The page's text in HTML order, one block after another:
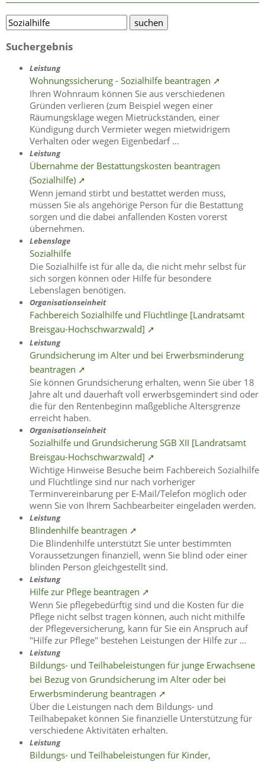
Suchergebnis
Leistung
Wohnungssicherung - Sozialhilfe beantragen ➚
Ihren Wohnraum können Sie aus verschiedenen
Gründen verlieren (zum Beispiel wegen einer
Räumungsklage wegen Mietrückständen, einer
Kündigung durch Vermieter wegen mietwidrigem
Verhalten oder wegen Eigenbedarf …
Leistung
Übernahme der Bestattungskosten beantragen
(Sozialhilfe) ➚
Wenn jemand stirbt und bestattet werden muss,
müssen Sie als angehörige Person für die Bestattung
sorgen und die dabei anfallenden Kosten vorerst
übernehmen.
Lebenslage
Sozialhilfe
Die Sozialhilfe ist für alle da, die nicht mehr selbst für
sich sorgen können oder Hilfe für besondere
Lebenslagen benötigen.
Organisationseinheit
Fachbereich Sozialhilfe und Flüchtlinge [Landratsamt
Breisgau-Hochschwarzwald] ➚
Leistung
Grundsicherung im Alter und bei Erwerbsminderung
beantragen ➚
Sie können Grundsicherung erhalten, wenn Sie über 18
Jahre alt und dauerhaft voll erwerbsgemindert sind oder
die für den Rentenbeginn maßgebliche Altersgrenze
erreicht haben.
Organisationseinheit
Sozialhilfe und Grundsicherung SGB XII [Landratsamt
Breisgau-Hochschwarzwald] ➚
Wichtige Hinweise Besuche beim Fachbereich Sozialhilfe
und Flüchtlinge sind nur nach vorheriger
Terminvereinbarung per E-Mail/Telefon möglich oder
wenn Sie von Ihrem Sachbearbeiter eingeladen werden.
Leistung
Blindenhilfe beantragen ➚
Die Blindenhilfe unterstützt Sie unter bestimmten
Voraussetzungen finanziell, wenn Sie blind oder einer
blinden Person gleichgestellt sind.
Leistung
Hilfe zur Pflege beantragen ➚
Wenn Sie pflegebedürftig sind und die Kosten für die
Pflege nicht selbst tragen können, auch nicht mithilfe
der Pflegeversicherung, kann für Sie ein Anspruch auf
"Hilfe zur Pflege" bestehen Leistungen der Hilfe zur …
Leistung
Bildungs- und Teilhabeleistungen für junge Erwachsene
bei Bezug von Grundsicherung im Alter oder bei
Erwerbsminderung beantragen ➚
Über die Leistungen nach dem Bildungs- und
Teilhabepaket können Sie finanzielle Unterstützung für
verschiedene Aktivitäten erhalten.
Leistung
Bildungs- und Teilhabeleistungen für Kinder,